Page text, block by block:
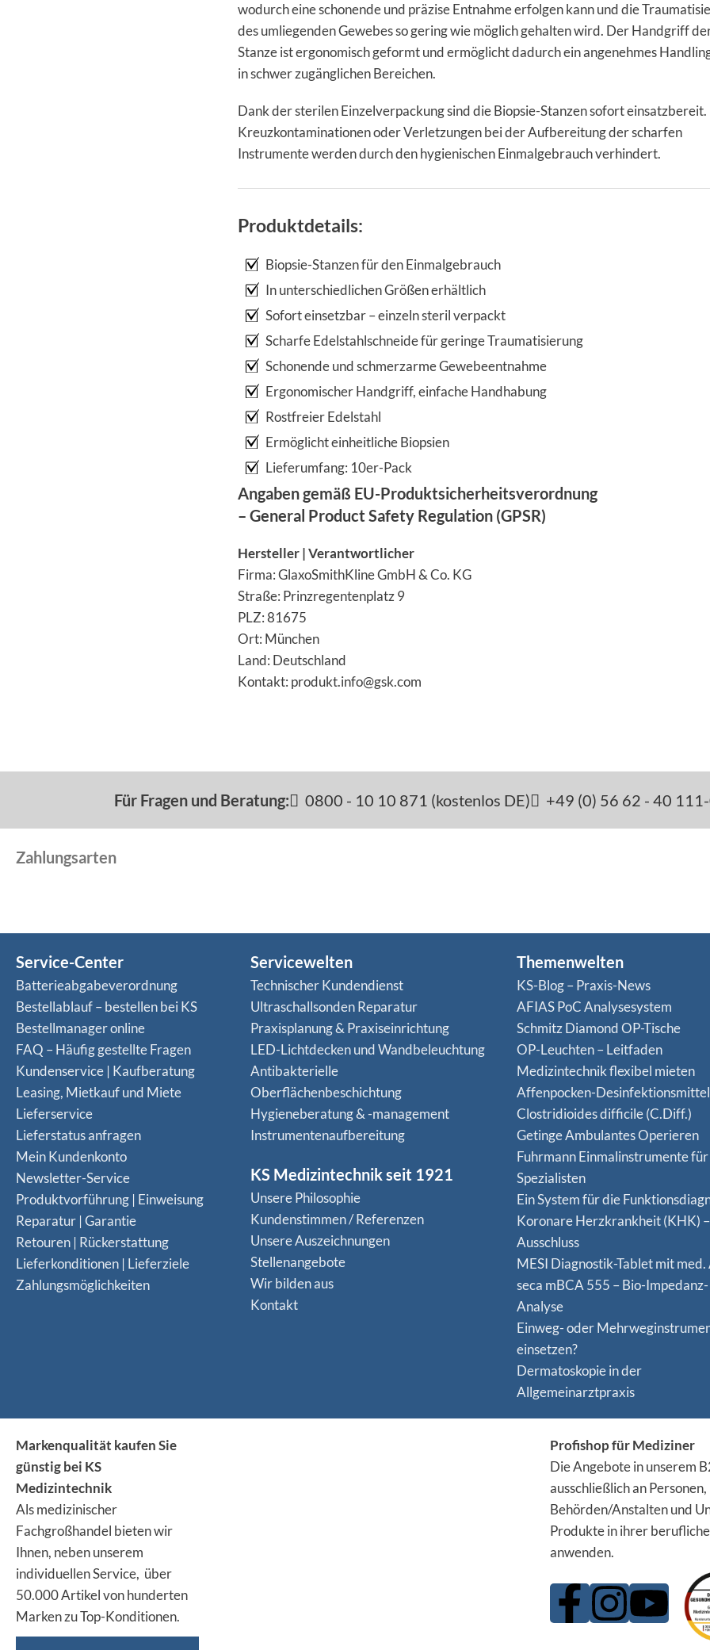
wodurch eine schonende und präzise Entnahme erfolgen kann und die
des umliegenden Gewebes so gering wie möglich gehalten wird. Der Handgriff
Stanze ist ergonomisch geformt und ermöglicht dadurch ein angenehmes
in schwer zugänglichen Bereichen.
Dank der sterilen Einzelverpackung sind die Biopsie-Stanzen sofort einsatzbereit.
Kreuzkontaminationen oder Verletzungen bei der Aufbereitung der scharfen
Instrumente werden durch den hygienischen Einmalgebrauch verhindert.
Produktdetails:
Biopsie-Stanzen für den Einmalgebrauch
In unterschiedlichen Größen erhältlich
Sofort einsetzbar – einzeln steril verpackt
Scharfe Edelstahlschneide für geringe Traumatisierung
Schonende und schmerzarme Gewebeentnahme
Ergonomischer Handgriff, einfache Handhabung
Rostfreier Edelstahl
Ermöglicht einheitliche Biopsien
Lieferumfang: 10er-Pack
Angaben gemäß EU-Produktsicherheitsverordnung
– General Product Safety Regulation (GPSR)
Hersteller | Verantwortlicher
Firma: GlaxoSmithKline GmbH & Co. KG
Straße: Prinzregentenplatz 9
PLZ: 81675
Ort: München
Land: Deutschland
Kontakt: produkt.info@gsk.com
Für Fragen und Beratung: 0800 - 10 10 871 (kostenlos DE) +49 (0) 56 62 - 40
Zahlungsarten
Service-Center
Batterieabgabeverordnung
Bestellablauf – bestellen bei KS
Bestellmanager online
FAQ – Häufig gestellte Fragen
Kundenservice | Kaufberatung
Leasing, Mietkauf und Miete
Lieferservice
Lieferstatus anfragen
Mein Kundenkonto
Newsletter-Service
Produktvorführung | Einweisung
Reparatur | Garantie
Retouren | Rückerstattung
Lieferkonditionen | Lieferziele
Zahlungsmöglichkeiten
Servicewelten
Technischer Kundendienst
Ultraschallsonden Reparatur
Praxisplanung & Praxiseinrichtung
LED-Lichtdecken und Wandbeleuchtung
Antibakterielle
Oberflächenbeschichtung
Hygieneberatung & -management
Instrumentenaufbereitung
KS Medizintechnik seit 1921
Unsere Philosophie
Kundenstimmen / Referenzen
Unsere Auszeichnungen
Stellenangebote
Wir bilden aus
Kontakt
Themenwelten
KS-Blog – Praxis-News
AFIAS PoC Analysesystem
Schmitz Diamond OP-Tische
OP-Leuchten – Leitfaden
Medizintechnik flexibel mieten
Affenpocken-Desinfektionsmittel
Clostridioides difficile (C.Diff.)
Getinge Ambulantes Operieren
Fuhrmann Einmalinstrumente für
Spezialisten
Ein System für die
Koro­nare Herz­krank­heit (KHK) –
Ausschluss
MESI Diagnostik-Tablet mit med.
seca mBCA 555 – Bio-Impedanz-
Analyse
Einweg- oder
einsetzen?
Dermatoskopie in der
Allgemeinarztpraxis
Markenqualität kaufen Sie
günstig bei KS
Medizintechnik
Als medizinischer
Fachgroßhandel bieten wir
Ihnen, neben unserem
individuellen Service, über
50.000 Artikel von hunderten
Marken zu Top-Konditionen.
Profishop für Mediziner
Die Angebote in unserem
ausschließlich an
Behörden/Anstalten und
Produkte in ihrer
anwenden.